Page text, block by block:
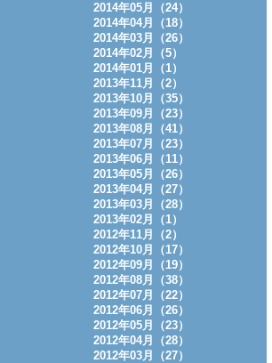
2014年05月（24）
2014年04月（18）
2014年03月（26）
2014年02月（5）
2014年01月（1）
2013年11月（2）
2013年10月（35）
2013年09月（23）
2013年08月（41）
2013年07月（23）
2013年06月（11）
2013年05月（26）
2013年04月（27）
2013年03月（28）
2013年02月（1）
2012年11月（2）
2012年10月（17）
2012年09月（19）
2012年08月（38）
2012年07月（22）
2012年06月（26）
2012年05月（23）
2012年04月（28）
2012年03月（27）